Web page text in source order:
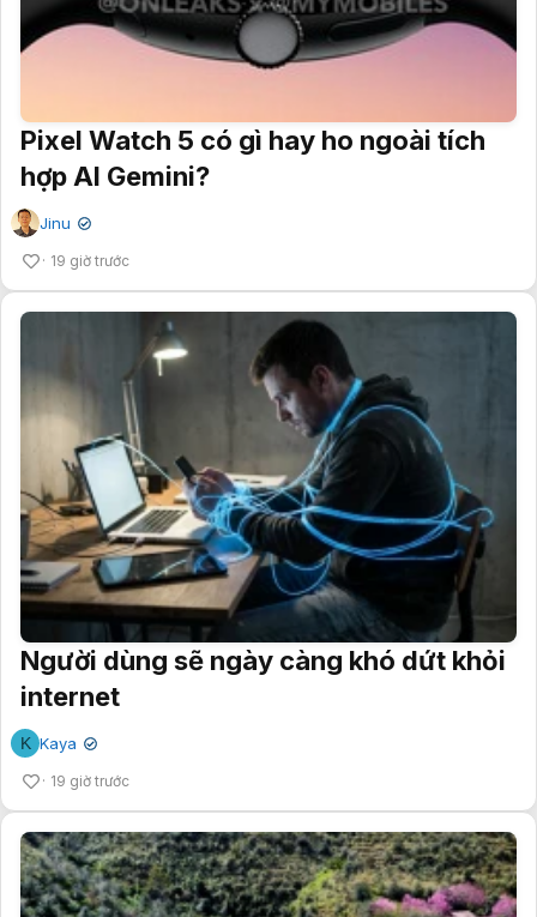
Pixel Watch 5 có gì hay ho ngoài tích
hợp AI Gemini?
Jinu ✔
19 giờ trước
Người dùng sẽ ngày càng khó dứt khỏi
internet
K Kaya ✔
19 giờ trước